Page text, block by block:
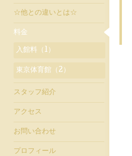
☆他との違いとは☆
料金
入館料（1）
東京体育館（2）
スタッフ紹介
アクセス
お問い合わせ
プロフィール